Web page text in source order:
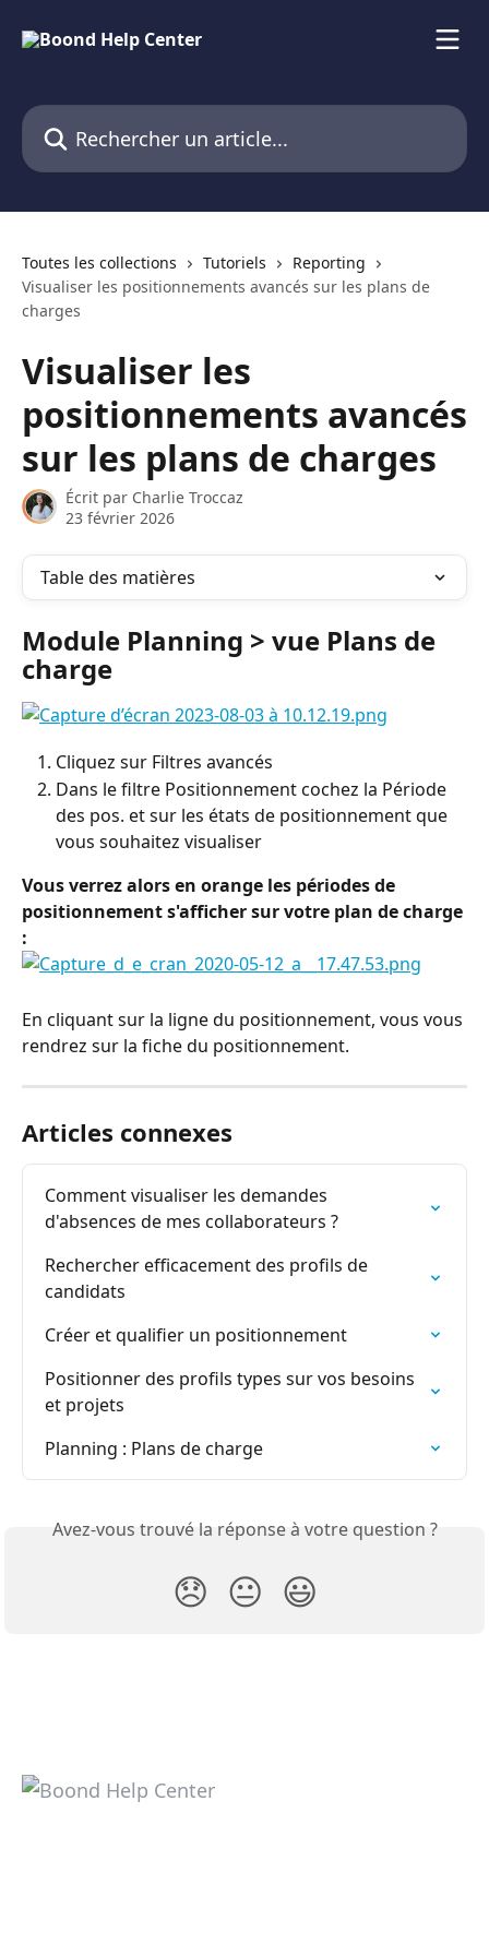
Rechercher un article...
Toutes les collections Tutoriels
Reporting
Visualiser les positionnements avancés sur les plans de
charges
Visualiser les
positionnements avancés
sur les plans de charges
Écrit par Charlie Troccaz
23 février 2026
Table des matières
Module Planning > vue Plans de
charge
Cliquez sur Filtres avancés
Dans le filtre Positionnement cochez la Période
des pos. et sur les états de positionnement que
vous souhaitez visualiser
Vous verrez alors en orange les périodes de
positionnement s'afficher sur votre plan de charge
:
En cliquant sur la ligne du positionnement, vous vous
rendrez sur la fiche du positionnement.
Articles connexes
Comment visualiser les demandes
d'absences de mes collaborateurs ?
Rechercher efficacement des profils de
candidats
Créer et qualifier un positionnement
Positionner des profils types sur vos besoins
et projets
Planning : Plans de charge
Avez-vous trouvé la réponse à votre question ?
😞 😐 😃